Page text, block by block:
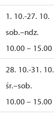
1. 10.-27. 10.
sob.–ndz.
10.00 – 15.00
28. 10.-31. 10.
śr.–sob.
10.00 – 15.00